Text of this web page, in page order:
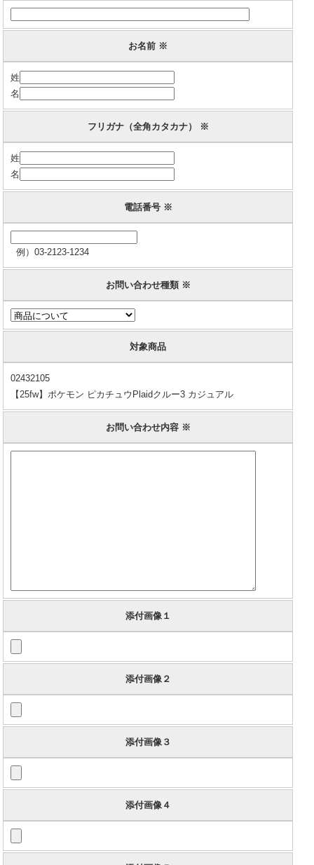
お名前 ※
姓
名
フリガナ（全角カタカナ） ※
姓
名
電話番号 ※
例）03-2123-1234
お問い合わせ種類 ※
対象商品
02432105
【25fw】ポケモン ピカチュウPlaidクルー3 カジュアル
お問い合わせ内容 ※
添付画像１
添付画像２
添付画像３
添付画像４